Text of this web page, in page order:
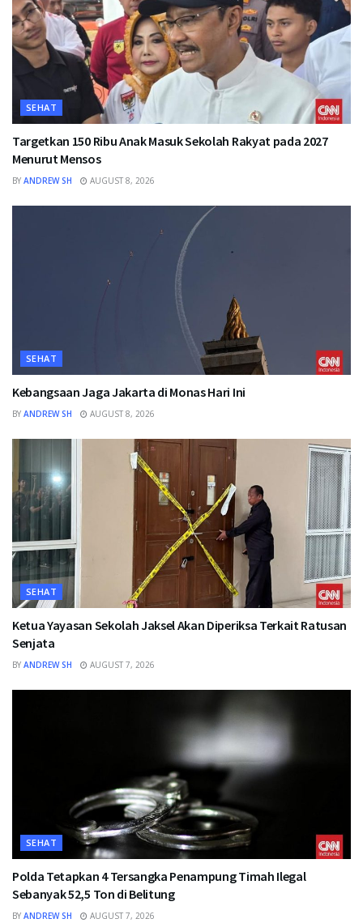
SEHAT
Targetkan 150 Ribu Anak Masuk Sekolah Rakyat pada 2027
Menurut Mensos
BY ANDREW SH AUGUST 8, 2026
SEHAT
Kebangsaan Jaga Jakarta di Monas Hari Ini
BY ANDREW SH AUGUST 8, 2026
SEHAT
Ketua Yayasan Sekolah Jaksel Akan Diperiksa Terkait Ratusan
Senjata
BY ANDREW SH AUGUST 7, 2026
SEHAT
Polda Tetapkan 4 Tersangka Penampung Timah Ilegal
Sebanyak 52,5 Ton di Belitung
BY ANDREW SH AUGUST 7, 2026